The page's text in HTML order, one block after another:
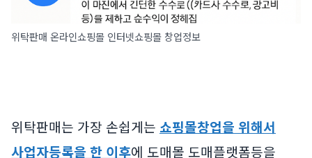
위탁판매 온라인쇼핑몰 인터넷쇼핑몰 창업정보
위탁판매는 가장 손쉽게는 쇼핑몰창업을 위해서
사업자등록을 한 이후에 도매몰 도매플랫폼등을